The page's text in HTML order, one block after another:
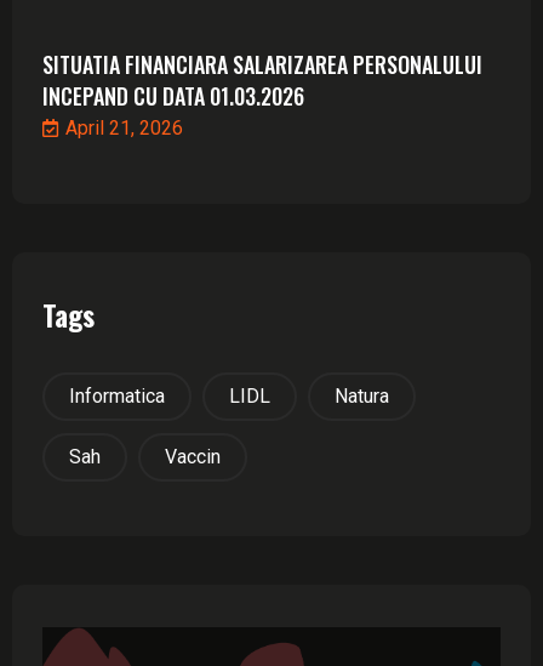
SITUATIA FINANCIARA SALARIZAREA PERSONALULUI
INCEPAND CU DATA 01.03.2026
April 21, 2026
Tags
Informatica LIDL Natura
Sah Vaccin